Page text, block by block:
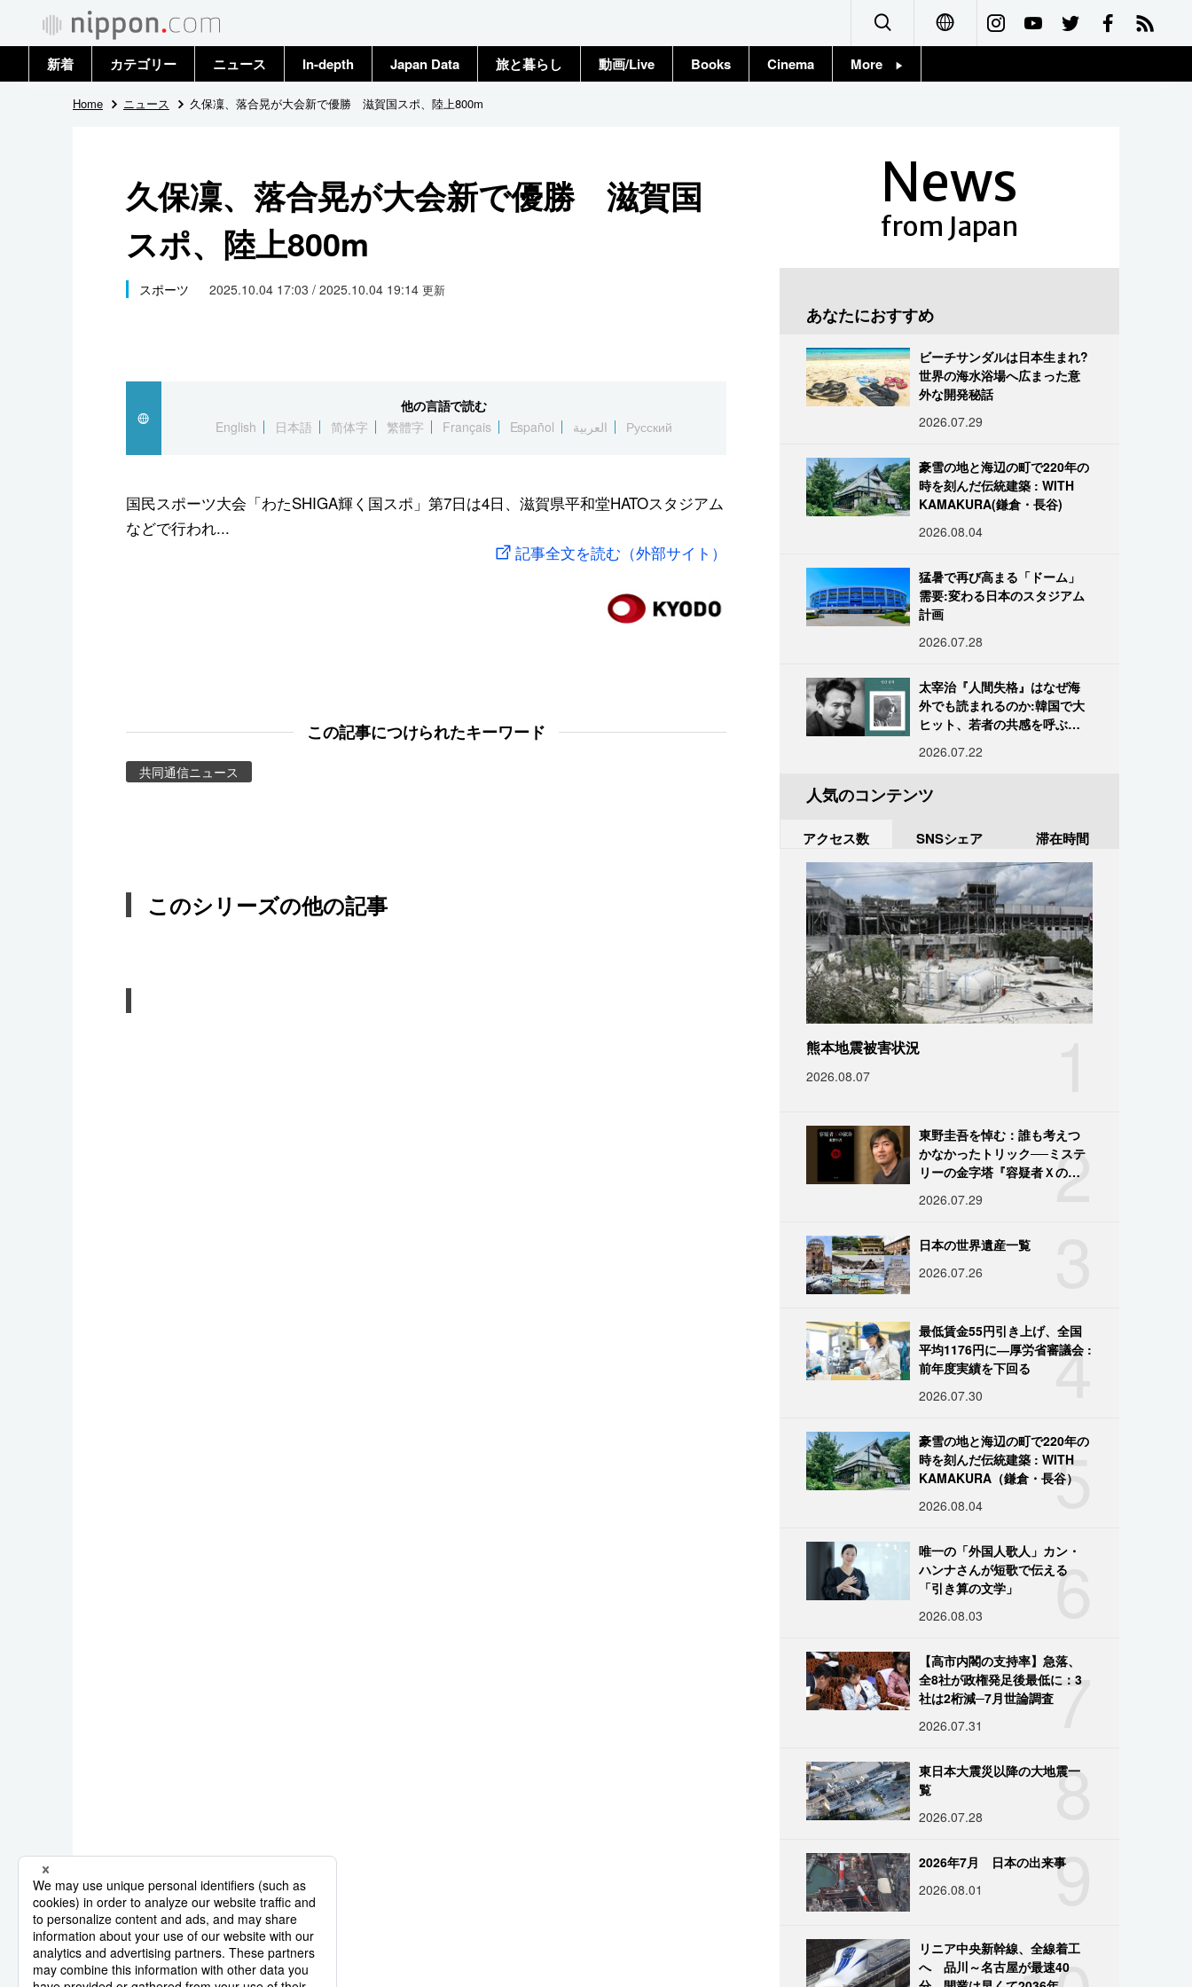
Français
新着 カテゴリー
政治・外交
国際
社会
文化
スポーツ・東京2020
ニュース
トップ
In-depth Japan Data 旅と暮らし 動画/Live Books Cinema More
Home ニュース 久保凜、落合晃が大会新で優勝 滋賀国スポ、陸上800m
久保凜、落合晃が大会新で優勝 滋賀国
スポ、陸上800m
スポーツ 2025.10.04 17:03 / 2025.10.04 19:14 更新
他の言語で読む
English
日本語 简体字 繁體字 Français Español العربية Русский
国民スポーツ大会「わたSHIGA輝く国スポ」第7日は4日、滋賀県平和堂HATOスタジアム
などで行われ...
記事全文を読む（外部サイト）
この記事につけられたキーワード
共同通信ニュース
このシリーズの他の記事
News
from Japan
あなたにおすすめ
ビーチサンダルは日本生まれ?
世界の海水浴場へ広まった意
外な開発秘話
2026.07.29
豪雪の地と海辺の町で220年の
時を刻んだ伝統建築 : WITH
KAMAKURA(鎌倉・長谷)
2026.08.04
猛暑で再び高まる「ドーム」
需要:変わる日本のスタジアム
計画
2026.07.28
太宰治『人間失格』はなぜ海
外でも読まれるのか:韓国で大
ヒット、若者の共感を呼ぶ
2026.07.22
人気のコンテンツ
アクセス数 SNSシェア 滞在時間
熊本地震被害状況
2026.08.07
2
東野圭吾を悼む：誰も考えつ
かなかったトリック──ミステ
リーの金字塔『容疑者Ｘの献
2026.07.29
日本の世界遺産一覧
2026.07.26
4
最低賃金55円引き上げ、全国
平均1176円に―厚労省審議会 :
前年度実績を下回る
2026.07.30
5
豪雪の地と海辺の町で220年の
時を刻んだ伝統建築 : WITH
KAMAKURA（鎌倉・長谷）
2026.08.04
6
唯一の「外国人歌人」カン・
ハンナさんが短歌で伝える
「引き算の文学」
2026.08.03
7
【高市内閣の支持率】急落、
全8社が政権発足後最低に：3
社は2桁減─7月世論調査
2026.07.31
8
東日本大震災以降の大地震一
覧
2026.07.28
9
2026年7月 日本の出来事
2026.08.01
リニア中央新幹線、全線着工
へ 品川～名古屋が最速40